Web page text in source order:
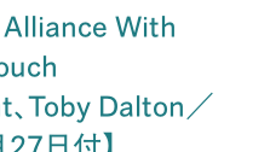
With
Toby Dalton／